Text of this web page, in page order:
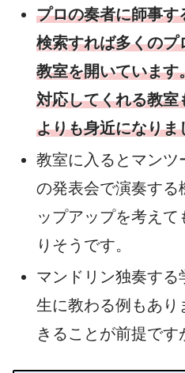
プロの奏者に師事す
検索すれば多くのプ
教室を開いていま
対応してくれる教室
よりも身近になりま
教室に入るとマンツ
の発表会で演奏する
ップアップを考え
りそうです。
マンドリン独奏す
生に教わる例もあり
きることが前提です